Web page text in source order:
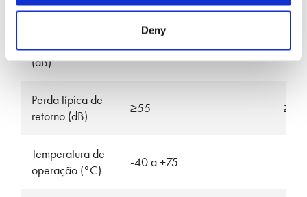
Deny
de Inserção
(dB)*
0.15 0.20 0.15
Perda típica de
retorno (dB)
≥55 ≥65
Temperatura de
operação (°C)
-40 a +75